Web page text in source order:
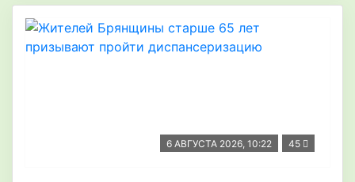
6 АВГУСТА 2026, 10:22 45